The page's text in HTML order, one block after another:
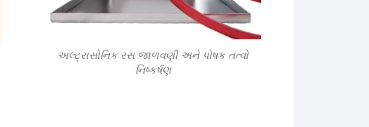
અલ્ટ્રાસોનિક રસ જાળવણી અને પોષક તત્વો
નિષ્કર્ષણ